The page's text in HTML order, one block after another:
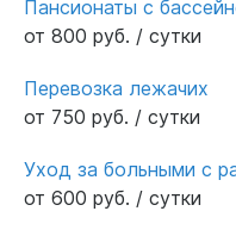
Пансионаты с
от 800 руб. / сутки
Перевозка лежачих
от 750 руб. / сутки
Уход за больными с
от 600 руб. / сутки